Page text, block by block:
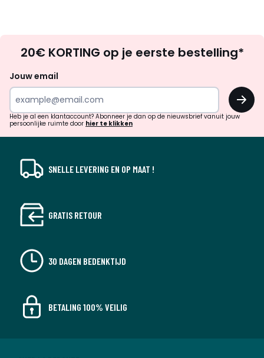
zoek
inspiratie
verrassingen?
20€ KORTING op je eerste bestelling*
Jouw email
OK
Heb je al een klantaccount? Abonneer je dan op de nieuwsbrief vanuit jouw
persoonlijke ruimte door hier te klikken
SNELLE LEVERING EN OP MAAT !
GRATIS RETOUR
30 DAGEN BEDENKTIJD
BETALING 100% VEILIG